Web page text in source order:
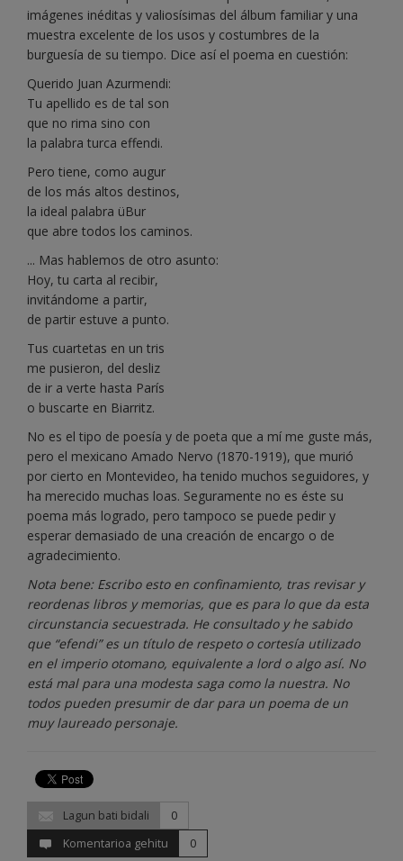
imágenes inéditas y valiosísimas del álbum familiar y una
muestra excelente de los usos y costumbres de la
burguesía de su tiempo. Dice así el poema en cuestión:
Querido Juan Azurmendi:
Tu apellido es de tal son
que no rima sino con
la palabra turca effendi.
Pero tiene, como augur
de los más altos destinos,
la ideal palabra üBur
que abre todos los caminos.
... Mas hablemos de otro asunto:
Hoy, tu carta al recibir,
invitándome a partir,
de partir estuve a punto.
Tus cuartetas en un tris
me pusieron, del desliz
de ir a verte hasta París
o buscarte en Biarritz.
No es el tipo de poesía y de poeta que a mí me guste más,
pero el mexicano Amado Nervo (1870-1919), que murió
por cierto en Montevideo, ha tenido muchos seguidores, y
ha merecido muchas loas. Seguramente no es éste su
poema más logrado, pero tampoco se puede pedir y
esperar demasiado de una creación de encargo o de
agradecimiento.
Nota bene: Escribo esto en confinamiento, tras revisar y
reordenas libros y memorias, que es para lo que da esta
circunstancia secuestrada. He consultado y he sabido
que “efendi” es un título de respeto o cortesía utilizado
en el imperio otomano, equivalente a lord o algo así. No
está mal para una modesta saga como la nuestra. No
todos pueden presumir de dar para un poema de un
muy laureado personaje.
Lagun bati bidali
0
Komentarioa gehitu
0